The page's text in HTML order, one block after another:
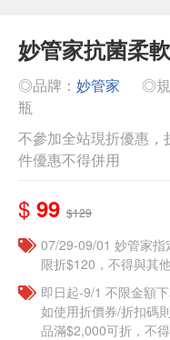
妙管家抗菌柔
◎品牌： 妙管家
◎規
瓶
不參加全站現折優惠，
件優惠不得併用
$ 99 $129
07/29-09/01 妙管家
限折$120，不得與其
即日起-9/1 不限金額
如使用折價券/折扣碼
品滿$2,000可折，不